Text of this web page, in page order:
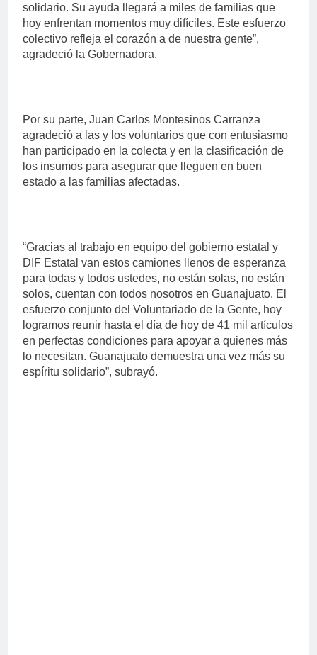
solidario. Su ayuda llegará a miles de familias que
hoy enfrentan momentos muy difíciles. Este esfuerzo
colectivo refleja el corazón a de nuestra gente”,
agradeció la Gobernadora.
Por su parte, Juan Carlos Montesinos Carranza
agradeció a las y los voluntarios que con entusiasmo
han participado en la colecta y en la clasificación de
los insumos para asegurar que lleguen en buen
estado a las familias afectadas.
“Gracias al trabajo en equipo del gobierno estatal y
DIF Estatal van estos camiones llenos de esperanza
para todas y todos ustedes, no están solas, no están
solos, cuentan con todos nosotros en Guanajuato. El
esfuerzo conjunto del Voluntariado de la Gente, hoy
logramos reunir hasta el día de hoy de 41 mil artículos
en perfectas condiciones para apoyar a quienes más
lo necesitan. Guanajuato demuestra una vez más su
espíritu solidario”, subrayó.